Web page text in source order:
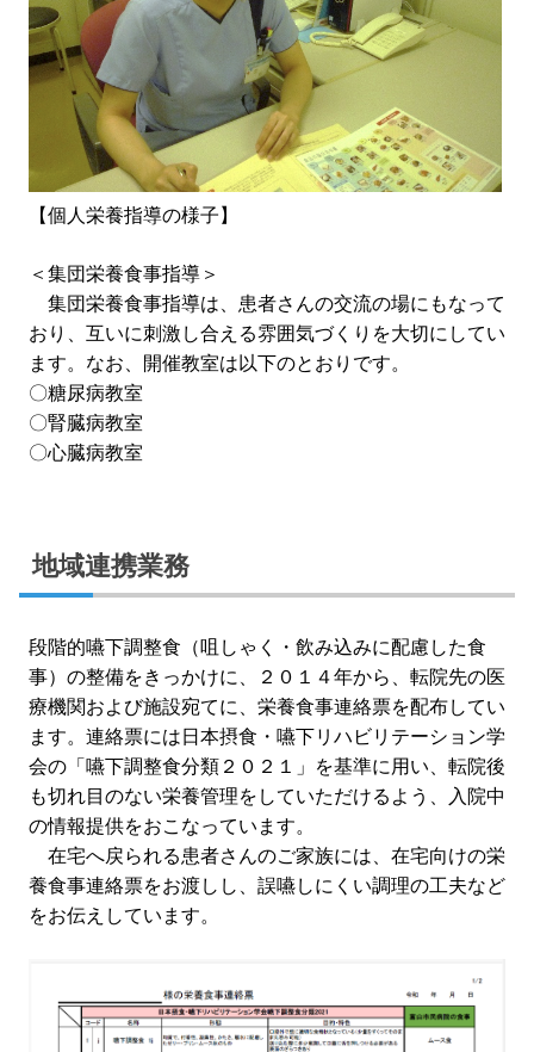
【個人栄養指導の様子】
＜集団栄養食事指導＞
集団栄養食事指導は、患者さんの交流の場にもなって
おり、互いに刺激し合える雰囲気づくりを大切にしてい
ます。なお、開催教室は以下のとおりです。
〇糖尿病教室
〇腎臓病教室
〇心臓病教室
地域連携業務
段階的嚥下調整食（咀しゃく・飲み込みに配慮した食
事）の整備をきっかけに、２０１４年から、転院先の医
療機関および施設宛てに、栄養食事連絡票を配布してい
ます。連絡票には日本摂食・嚥下リハビリテーション学
会の「嚥下調整食分類２０２１」を基準に用い、転院後
も切れ目のない栄養管理をしていただけるよう、入院中
の情報提供をおこなっています。
在宅へ戻られる患者さんのご家族には、在宅向けの栄
養食事連絡票をお渡しし、誤嚥しにくい調理の工夫など
をお伝えしています。